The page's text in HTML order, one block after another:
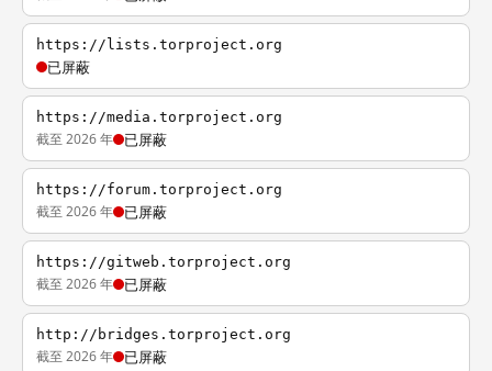
https://lists.torproject.org
已屏蔽
https://media.torproject.org
截至 2026 年 已屏蔽
https://forum.torproject.org
截至 2026 年 已屏蔽
https://gitweb.torproject.org
截至 2026 年 已屏蔽
http://bridges.torproject.org
截至 2026 年 已屏蔽